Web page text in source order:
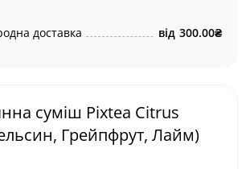
доставка від 300.00₴
суміш Pixtea Citrus
Грейпфрут, Лайм)